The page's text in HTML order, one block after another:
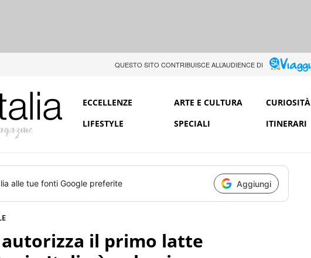
QUESTO SITO CONTRIBUISCE ALL’AUDIENCE DI
ECCELLENZE ARTE E CULTURA CURIOSITÀ
LIFESTYLE
SPECIALI ITINERARI
alle tue fonti Google preferite Aggiungi
il primo latte